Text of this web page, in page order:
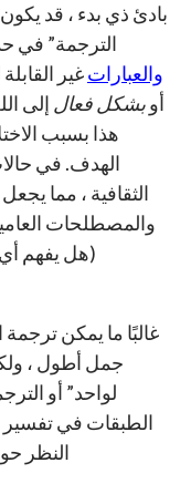
بادئ ذي بدء ، قد
الترجمة” في
والعباراتغير
أوبشكل فعال إلى
هذا بسبب
الهدف. في
الثقافية ، مما
والمصطلحات
(هل يفهم
غالبًا ما يمكن ترجمة
جمل أطول ،
لواحد” أو
الطبقات في
النظر